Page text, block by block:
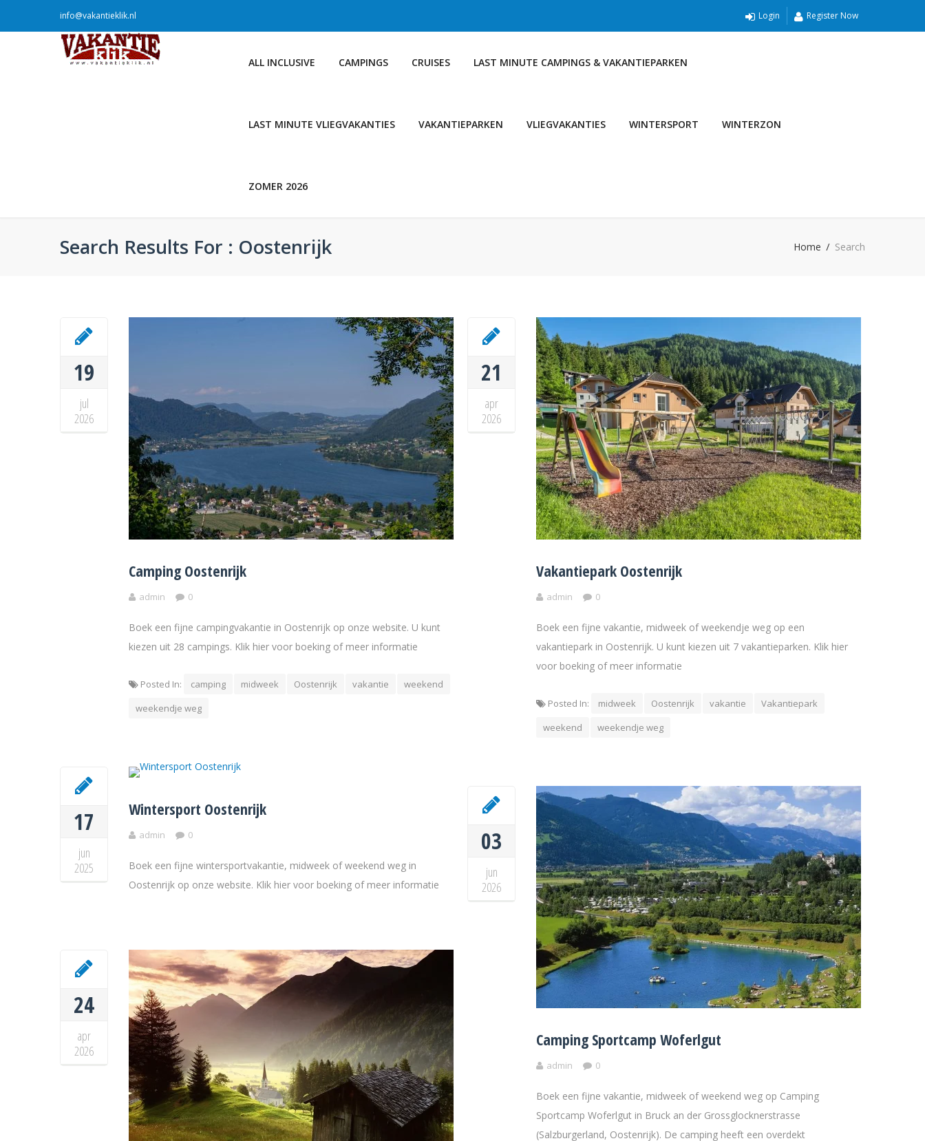
info@vakantieklik.nl Login Register Now
ALL INCLUSIVE CAMPINGS CRUISES LAST MINUTE CAMPINGS & VAKANTIEPARKEN
LAST MINUTE VLIEGVAKANTIES VAKANTIEPARKEN VLIEGVAKANTIES WINTERSPORT WINTERZON
ZOMER 2026
Search Results For : Oostenrijk Home Search
19
jul
2026
Camping Oostenrijk
admin 0
Boek een fijne campingvakantie in Oostenrijk op onze website. U kunt
kiezen uit 28 campings. Klik hier voor boeking of meer informatie
Posted In: camping midweek Oostenrijk vakantie
weekend
weekendje weg
21
apr
2026
Vakantiepark Oostenrijk
admin 0
Boek een fijne vakantie, midweek of weekendje weg op een
vakantiepark in Oostenrijk. U kunt kiezen uit 7 vakantieparken. Klik hier
voor boeking of meer informatie
Posted In: midweek Oostenrijk vakantie
Vakantiepark
weekend
weekendje weg
17
jun
2025
Wintersport Oostenrijk
admin 0
Boek een fijne wintersportvakantie, midweek of weekend weg in
Oostenrijk op onze website. Klik hier voor boeking of meer informatie
03
jun
2026
Camping Sportcamp Woferlgut
admin 0
Boek een fijne vakantie, midweek of weekend weg op Camping
Sportcamp Woferlgut in Bruck an der Grossglocknerstrasse
(Salzburgerland, Oostenrijk). De camping heeft een overdekt
24
apr
2026